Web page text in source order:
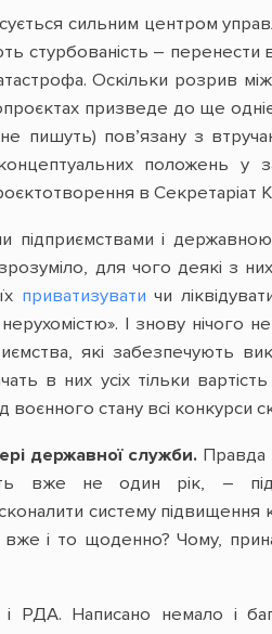
сильним центром
стурбованість –
Оскільки розрив
призведе до ще
пишуть) пов’язану з
положень у
в Секретаріат
і
для чого деякі з
приватизувати чи
І знову нічого
які забезпечують
в них усіх тільки
стану всі конкурси
державної служби.Правда
вже не один рік, –
систему підвищення
і то щоденно? Чому,
РДА. Написано немало і